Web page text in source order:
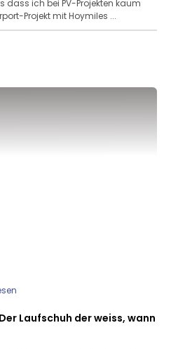
dass ich bei PV-Projekten kaum
Projekt mit Hoymiles ...
Laufschuh der weiss, wann